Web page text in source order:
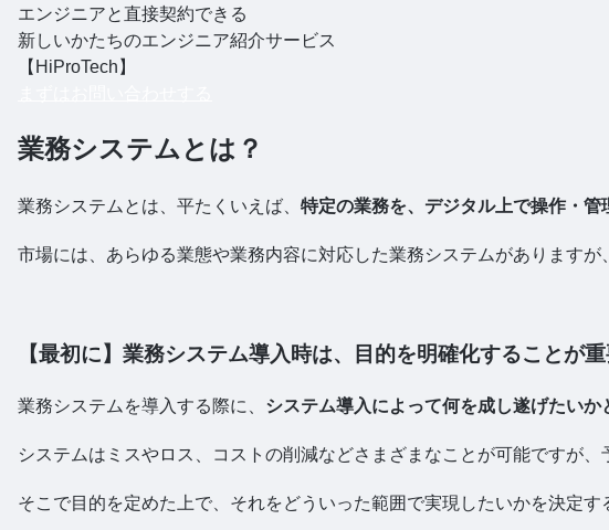
エンジニアと直接契約できる
新しいかたちのエンジニア紹介サービス
【HiProTech】
業務システムとは？
業務システムとは、平たくいえば、 特定の業務を、デジタル上で操作・管
市場には、あらゆる業態や業務内容に対応した業務システムがあります
【最初に】業務システム導入時は、目的を明確化することが
業務システムを導入する際に、 システム導入によって何を成し遂げたい
システムはミスやロス、コストの削減などさまざまなことが可能ですが
そこで目的を定めた上で、それをどういった範囲で実現したいかを決定す